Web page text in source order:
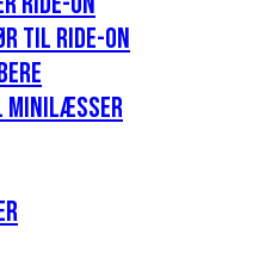
til Ride-on